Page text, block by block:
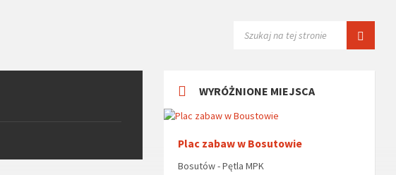
WYRÓŻNIONE MIEJSCA
Plac zabaw w Bosutowie
Bosutów - Pętla MPK